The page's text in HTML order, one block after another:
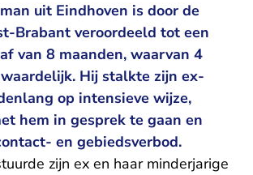
uit Eindhoven is door de
Brabant veroordeeld tot een
van 8 maanden, waarvan 4
Hij stalkte zijn ex-
op intensieve wijze,
hem in gesprek te gaan en
en gebiedsverbod.
zijn ex en haar minderjarige